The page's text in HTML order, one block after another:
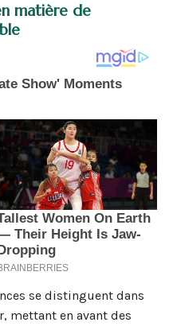
matière de
se distinguent dans
mettant en avant des